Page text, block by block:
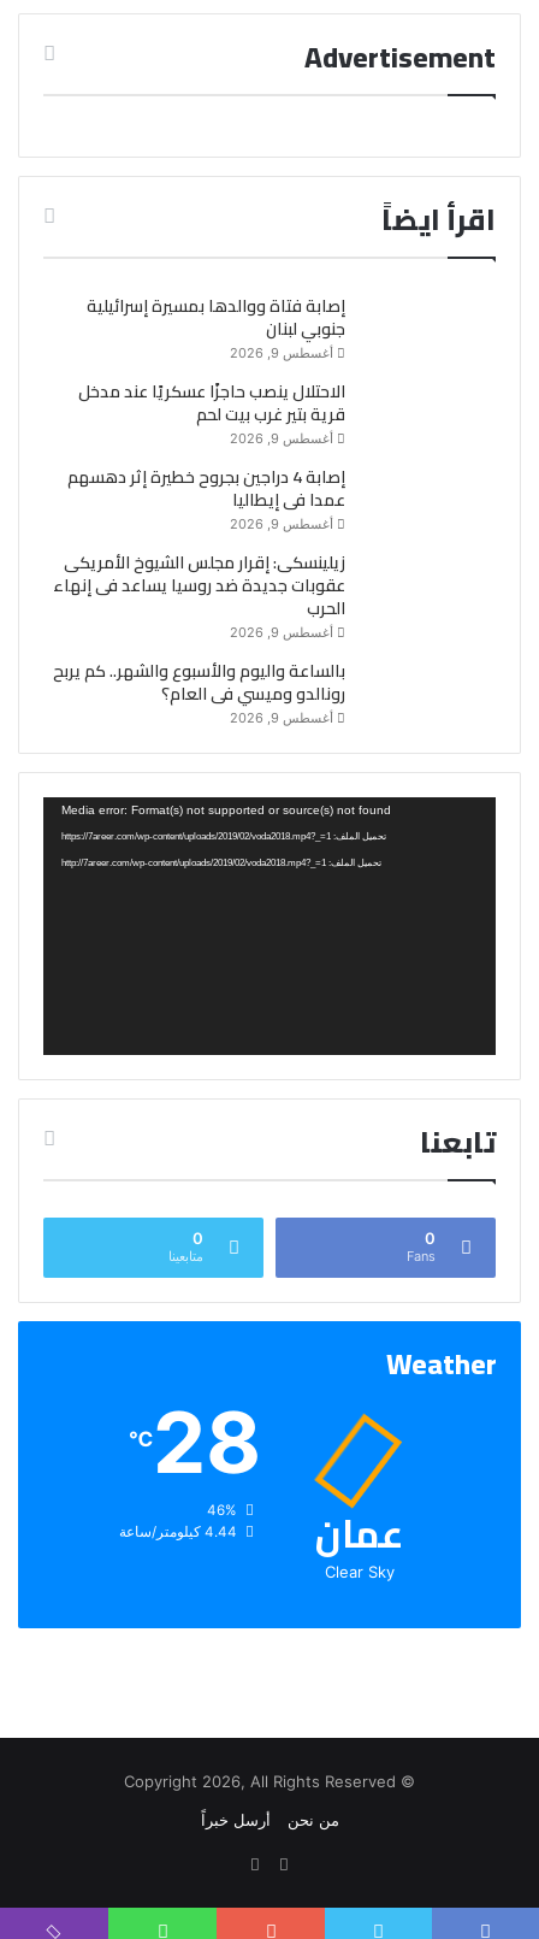
Advertisement
اقرأ ايضاً
إصابة فتاة ووالدها بمسيرة إسرائيلية
جنوبي لبنان
أغسطس 9, 2026
الاحتلال ينصب حاجزًا عسكريًا عند مدخل
قرية بتير غرب بيت لحم
أغسطس 9, 2026
إصابة 4 دراجين بجروح خطيرة إثر دهسهم
عمدا فى إيطاليا
أغسطس 9, 2026
زيلينسكى: إقرار مجلس الشيوخ الأمريكى
عقوبات جديدة ضد روسيا يساعد فى إنهاء
الحرب
أغسطس 9, 2026
بالساعة واليوم والأسبوع والشهر.. كم يربح
رونالدو وميسي فى العام؟
أغسطس 9, 2026
Media error: Format(s) not supported or source(s) not found
تحميل الملف: https://7areer.com/wp-content/uploads/2019/02/voda2018.mp4?_=1
تحميل الملف: http://7areer.com/wp-content/uploads/2019/02/voda2018.mp4?_=1
تابعنا
0
Fans
0
متابعينا
Weather
عمان
Clear Sky
28
℃
الرطوبة:
الرياح:
© Copyright 2026, All Rights Reserved
من نحن
أرسل خبراً